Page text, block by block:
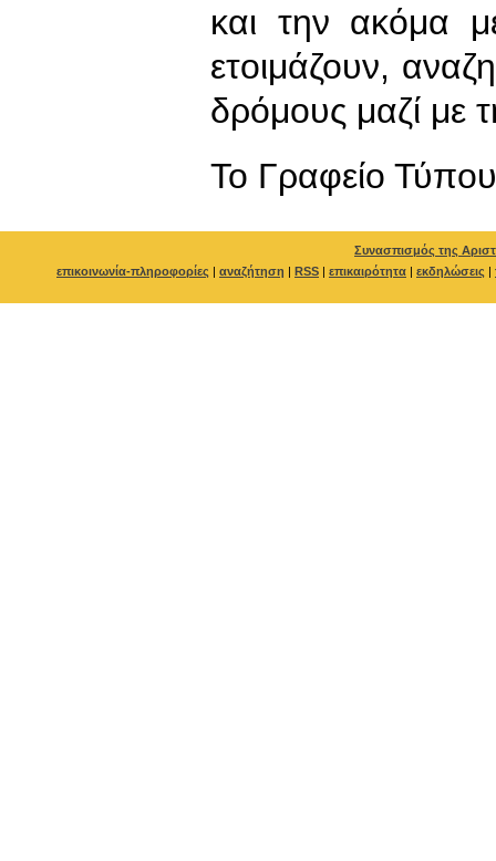
και την ακόμα
ετοιμάζουν,
δρόμους μαζί με
To Γραφείο Τύπου
Συνασπισμός της
επικοινωνία-πληροφορίες | αναζήτηση | RSS | επικαιρότητα | εκδηλώσεις |